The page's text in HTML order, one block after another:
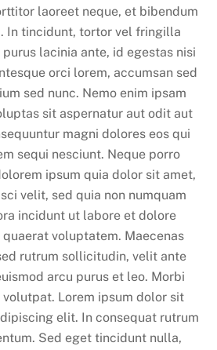
laoreet neque, et bibendum
In tincidunt, tortor vel fringilla
lacinia ante, id egestas nisi
orci lorem, accumsan sed
sed nunc. Nemo enim ipsam
sit aspernatur aut odit aut
magni dolores eos qui
sequi nesciunt. Neque porro
ipsum quia dolor sit amet,
velit, sed quia non numquam
incidunt ut labore et dolore
voluptatem. Maecenas
rutrum sollicitudin, velit ante
arcu purus et leo. Morbi
volutpat. Lorem ipsum dolor sit
elit. In consequat rutrum
Sed eget tincidunt nulla,